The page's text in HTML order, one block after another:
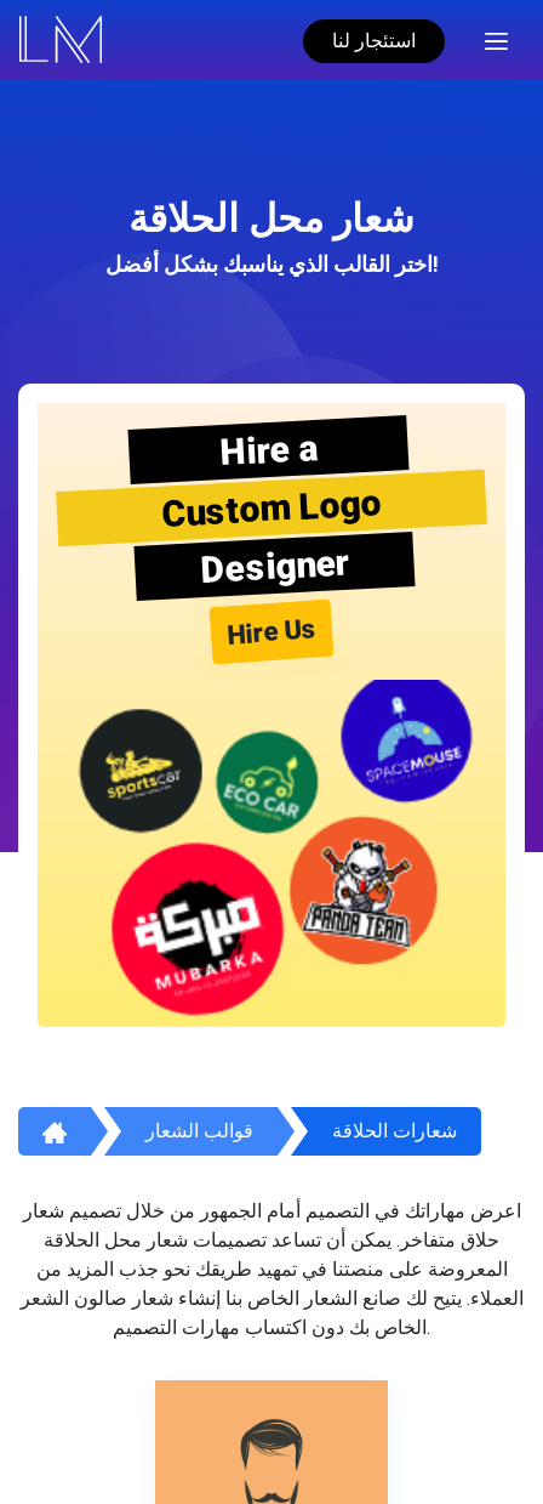
استئجار لنا
شعار محل الحلاقة
اختر القالب الذي يناسبك بشكل أفضل!
Hire a
Custom Logo
Designer
Hire Us
قوالب الشعار شعارات الحلاقة
اعرض مهاراتك في التصميم أمام الجمهور من خلال تصميم شعار
حلاق متفاخر. يمكن أن تساعد تصميمات شعار محل الحلاقة
المعروضة على منصتنا في تمهيد طريقك نحو جذب المزيد من
العملاء. يتيح لك صانع الشعار الخاص بنا إنشاء شعار صالون الشعر
الخاص بك دون اكتساب مهارات التصميم.